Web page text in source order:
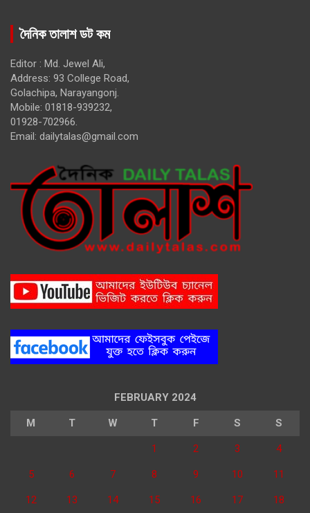
দৈনিক তালাশ ডট কম
Editor : Md. Jewel Ali,
Address: 93 College Road,
Golachipa, Narayangonj.
Mobile: 01818-939232,
01928-702966.
Email: dailytalas@gmail.com
FEBRUARY 2024
M T W T F S S
1 2 3 4
5 6 7 8 9 10 11
12 13 14 15 16 17 18